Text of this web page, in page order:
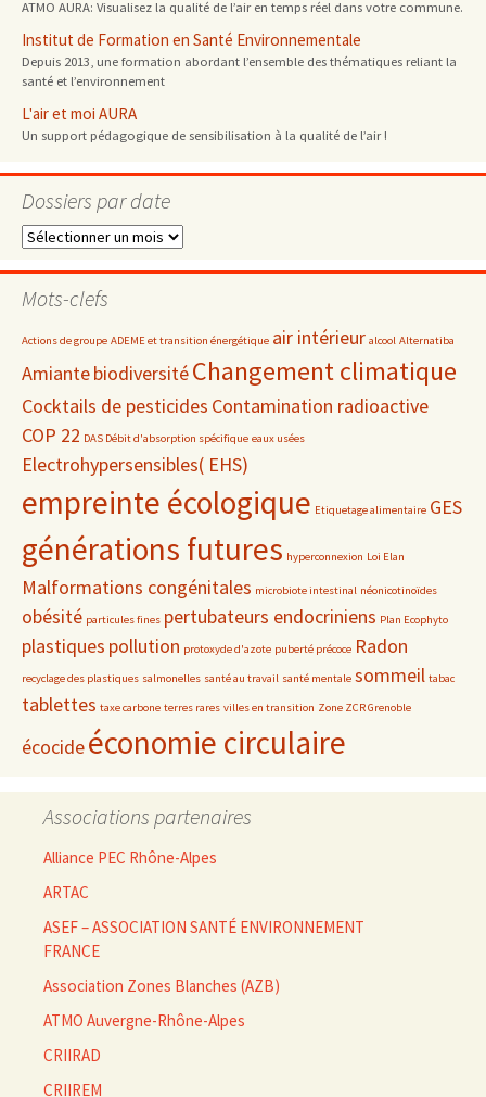
ATMO AURA: Visualisez la qualité de l’air en temps réel dans votre commune.
Institut de Formation en Santé Environnementale
Depuis 2013, une formation abordant l’ensemble des thématiques reliant la
santé et l’environnement
L'air et moi AURA
Un support pédagogique de sensibilisation à la qualité de l’air !
Dossiers par date
Dossiers
date
Mots-clefs
Actions de groupe ADEME et transition énergétique air intérieur alcool Alternatiba
AmiantebiodiversitéChangement climatique
Cocktails de pesticides Contamination radioactive
COP 22 DAS Débit d'absorption spécifique eaux usées
Electrohypersensibles( EHS)
empreinte écologique Etiquetage alimentaire GES
générations futures hyperconnexion Loi Elan
Malformations congénitales microbiote intestinal néonicotinoïdes
obésité particules fines pertubateurs endocriniens Plan Ecophyto
plastiques pollution protoxyde d'azote puberté précoce Radon
recyclage des plastiques salmonelles santé au travail santé mentale sommeil tabac
tablettes taxe carbone terres rares villes en transition Zone ZCR Grenoble
écocideéconomie circulaire
Associations partenaires
Alliance PEC Rhône-Alpes
ARTAC
ASEF – ASSOCIATION SANTÉ ENVIRONNEMENT
FRANCE
Association Zones Blanches (AZB)
ATMO Auvergne-Rhône-Alpes
CRIIRAD
CRIIREM